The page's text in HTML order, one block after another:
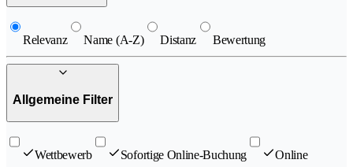
Relevanz Name (A-Z) Distanz Bewertung
Allgemeine Filter
Wettbewerb Sofortige Online-Buchung Online